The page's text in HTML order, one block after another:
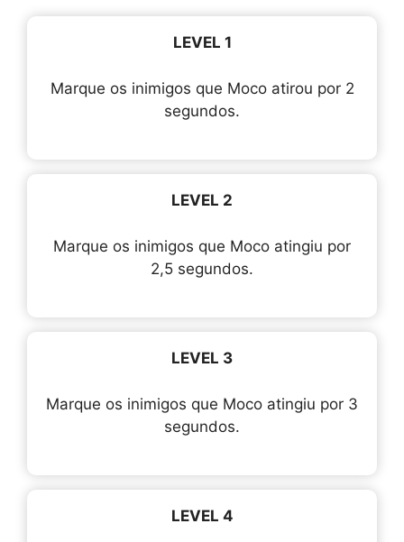
LEVEL 1
Marque os inimigos que Moco atirou por 2
segundos.
LEVEL 2
Marque os inimigos que Moco atingiu por
2,5 segundos.
LEVEL 3
Marque os inimigos que Moco atingiu por 3
segundos.
LEVEL 4